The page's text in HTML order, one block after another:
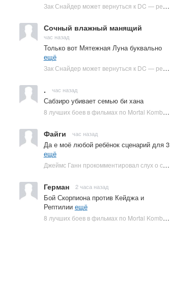
Зак Снайдер может вернуться к DC — режиссер общался с Warner Bros. (фото) | Plugged In Ru
Сочный влажный манящий
час назад
Только вот Мятежная Луна буквально
ещё
Зак Снайдер может вернуться к DC — режиссер общался с Warner Bros. (фото) | Plugged In Ru
. час назад
Сабзиро убивает семью би хана
8 лучших боев в фильмах по Mortal Kombat: от «Смертельной битвы» до «Мортал Комбат 2» | Plugged In Ru
Файги час назад
Да е моё любой ребёнок сценарий для 3
ещё
Джеймс Ганн прокомментировал слух о съемках «Бэтмена 3» | Plugged In Ru
Герман 2 часа назад
Бой Скорпиона против Кейджа и
Рептилии ещё
8 лучших боев в фильмах по Mortal Kombat: от «Смертельной битвы» до «Мортал Комбат 2» | Plugged In Ru